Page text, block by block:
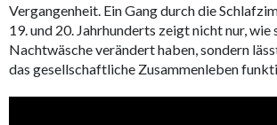
Vergangenheit. Ein Gang durch die
19. und 20. Jahrhunderts zeigt nicht nur,
Nachtwäsche verändert haben, sondern
das gesellschaftliche Zusammenleben